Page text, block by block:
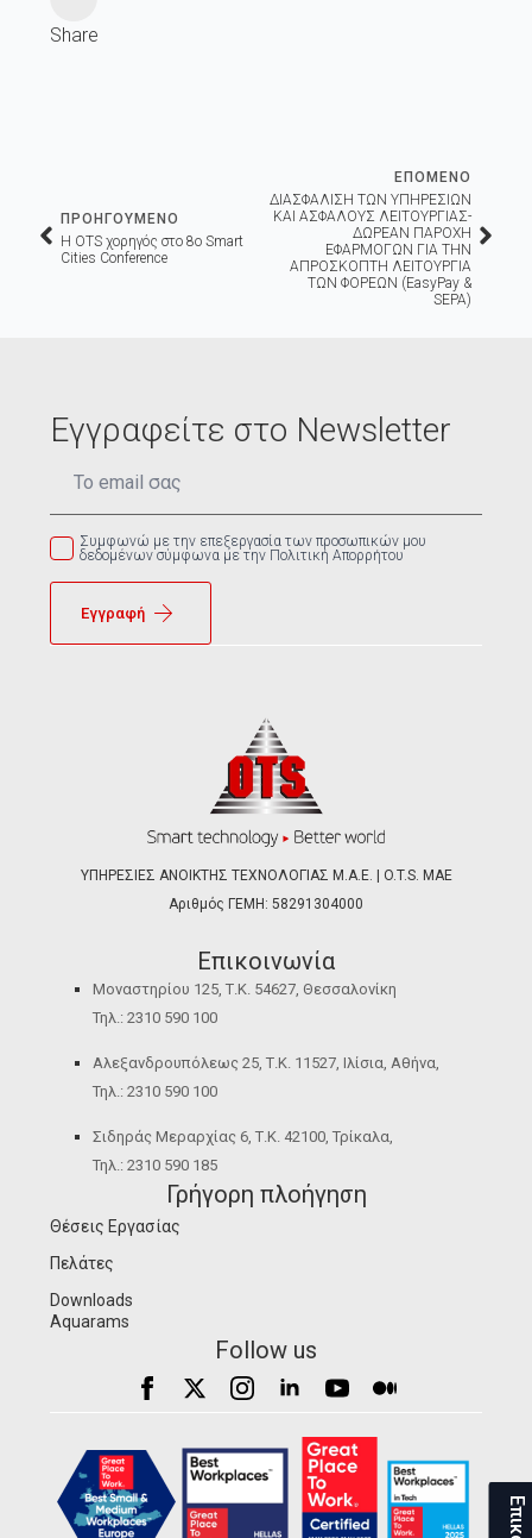
Share
ΠΡΟΗΓΟΥΜΕΝΟ
H OTS χορηγός στο 8ο Smart
Cities Conference
ΕΠΟΜΕΝΟ
ΔΙΑΣΦΑΛΙΣΗ ΤΩΝ ΥΠΗΡΕΣΙΩΝ
ΚΑΙ ΑΣΦΑΛΟΥΣ ΛΕΙΤΟΥΡΓΙΑΣ-
ΔΩΡΕΑΝ ΠΑΡΟΧΗ
ΕΦΑΡΜΟΓΩΝ ΓΙΑ ΤΗΝ
ΑΠΡΟΣΚΟΠΤΗ ΛΕΙΤΟΥΡΓΙΑ
ΤΩΝ ΦΟΡΕΩΝ (EasyPay &
SEPA)
Εγγραφείτε στο Newsletter
Συμφωνώ με την επεξεργασία των προσωπικών μου
δεδομένων σύμφωνα με την Πολιτική Απορρήτου
Εγγραφή
ΥΠΗΡΕΣΙΕΣ ΑΝΟΙΚΤΗΣ ΤΕΧΝΟΛΟΓΙΑΣ Μ.Α.Ε. | O.T.S. ΜΑΕ
Αριθμός ΓΕΜΗ: 58291304000
Επικοινωνία
Μοναστηρίου 125, Τ.Κ. 54627, Θεσσαλονίκη
Τηλ.: 2310 590 100
Αλεξανδρουπόλεως 25, Τ.Κ. 11527, Ιλίσια, Αθήνα,
Τηλ.: 2310 590 100
Σιδηράς Μεραρχίας 6, Τ.Κ. 42100, Τρίκαλα,
Τηλ.: 2310 590 185
Γρήγορη πλοήγηση
Θέσεις Εργασίας
Πελάτες
Downloads
Aquarams
Follow us